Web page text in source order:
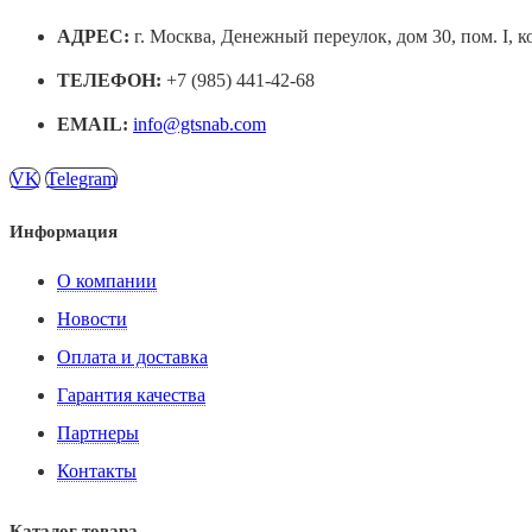
АДРЕС: г. Москва, Денежный переулок, дом 30, пом. I,
ТЕЛЕФОН: +7 (985) 441-42-68
EMAIL: info@gtsnab.com
VK Telegram
Информация
О компании
Новости
Оплата и доставка
Гарантия качества
Партнеры
Контакты